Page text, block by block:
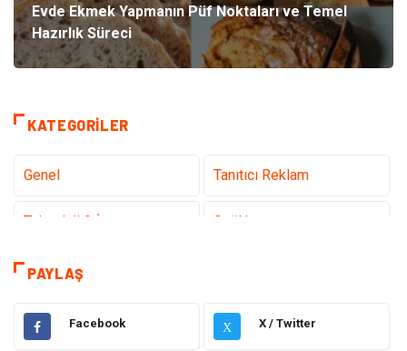
Evde Ekmek Yapmanın Püf Noktaları ve Temel
Hazırlık Süreci
KATEGORILER
Genel Tanıtıcı Reklam
Teknoloji & İnternet Sağlık
Hizmet
Hukuk Emlak
PAYLAŞ
Facebook X X / Twitter